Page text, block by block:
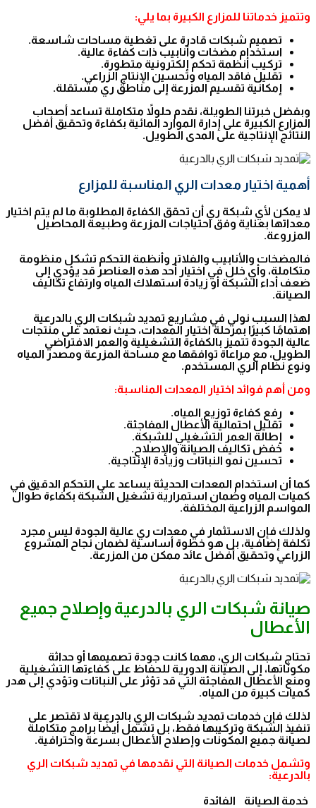
وتتميز خدماتنا للمزارع الكبيرة بما يلي:
تصميم شبكات قادرة على تغطية مساحات شاسعة.
استخدام مضخات وأنابيب ذات كفاءة عالية.
تركيب أنظمة تحكم إلكترونية متطورة.
تقليل فاقد المياه وتحسين الإنتاج الزراعي.
إمكانية تقسيم المزرعة إلى مناطق ري مستقلة.
وبفضل خبرتنا الطويلة، نقدم حلولاً متكاملة تساعد أصحاب
المزارع الكبيرة على إدارة الموارد المائية بكفاءة وتحقيق أفضل
النتائج الإنتاجية على المدى الطويل.
أهمية اختيار معدات الري المناسبة للمزارع
لا يمكن لأي شبكة ري أن تحقق الكفاءة المطلوبة ما لم يتم اختيار
معداتها بعناية وفق احتياجات المزرعة وطبيعة المحاصيل
المزروعة.
فالمضخات والأنابيب والفلاتر وأنظمة التحكم تشكل منظومة
متكاملة، وأي خلل في اختيار أحد هذه العناصر قد يؤدي إلى
ضعف أداء الشبكة أو زيادة استهلاك المياه وارتفاع تكاليف
الصيانة.
لهذا السبب نولي في مشاريع تمديد شبكات الري بالدرعية
اهتمامًا كبيرًا بمرحلة اختيار المعدات، حيث نعتمد على منتجات
عالية الجودة تتميز بالكفاءة التشغيلية والعمر الافتراضي
الطويل، مع مراعاة توافقها مع مساحة المزرعة ومصدر المياه
ونوع نظام الري المستخدم.
ومن أهم فوائد اختيار المعدات المناسبة:
رفع كفاءة توزيع المياه.
تقليل احتمالية الأعطال المفاجئة.
إطالة العمر التشغيلي للشبكة.
خفض تكاليف الصيانة والإصلاح.
تحسين نمو النباتات وزيادة الإنتاجية.
كما أن استخدام المعدات الحديثة يساعد على التحكم الدقيق في
كميات المياه وضمان استمرارية تشغيل الشبكة بكفاءة طوال
المواسم الزراعية المختلفة.
ولذلك فإن الاستثمار في معدات ري عالية الجودة ليس مجرد
تكلفة إضافية، بل هو خطوة أساسية لضمان نجاح المشروع
الزراعي وتحقيق أفضل عائد ممكن من المزرعة.
صيانة شبكات الري بالدرعية وإصلاح جميع
الأعطال
تحتاج شبكات الري، مهما كانت جودة تصميمها أو حداثة
مكوناتها، إلى الصيانة الدورية للحفاظ على كفاءتها التشغيلية
ومنع الأعطال المفاجئة التي قد تؤثر على النباتات وتؤدي إلى هدر
كميات كبيرة من المياه.
لذلك فإن خدمات تمديد شبكات الري بالدرعية لا تقتصر على
تنفيذ الشبكة وتركيبها فقط، بل تشمل أيضًا برامج متكاملة
لصيانة جميع المكونات وإصلاح الأعطال بسرعة واحترافية.
وتشمل خدمات الصيانة التي نقدمها في تمديد شبكات الري
بالدرعية:
خدمة الصيانة
الفائدة